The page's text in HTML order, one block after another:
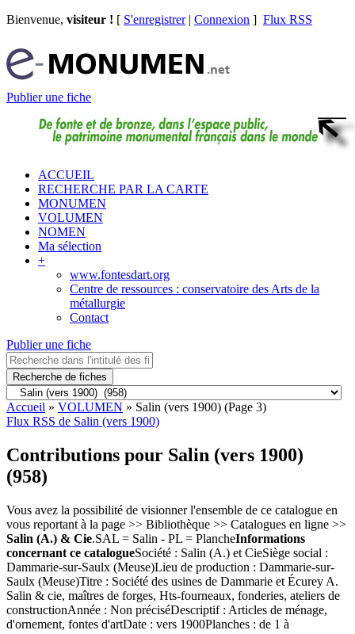
Bienvenue, visiteur ! [ S'enregistrer| Connexion ] Flux RSS
Publier une fiche
ACCUEIL
RECHERCHE PAR LA CARTE
MONUMEN
VOLUMEN
NOMEN
Ma sélection
+
www.fontesdart.org
Centre de ressources : conservatoire des Arts de la
métallurgie
Contact
Publier une fiche
Recherche de fiches
Accueil » VOLUMEN » Salin (vers 1900) (Page 3)
Flux RSS de Salin (vers 1900)
Contributions pour Salin (vers 1900)
(958)
Vous avez la possibilité de visionner l'ensemble de ce catalogue en
vous reportant à la page >> Bibliothèque >> Catalogues en ligne >>
Salin (A.) & Cie.SAL = Salin - PL = PlancheInformations
concernant ce catalogueSociété : Salin (A.) et CieSiège social :
Dammarie-sur-Saulx (Meuse)Lieu de production : Dammarie-sur-
Saulx (Meuse)Titre : Société des usines de Dammarie et Écurey A.
Salin & cie, maîtres de forges, Hts-fourneaux, fonderies, ateliers de
constructionAnnée : Non préciséDescriptif : Articles de ménage,
d'ornement, fontes d'artDate : vers 1900Planches : de 1 à